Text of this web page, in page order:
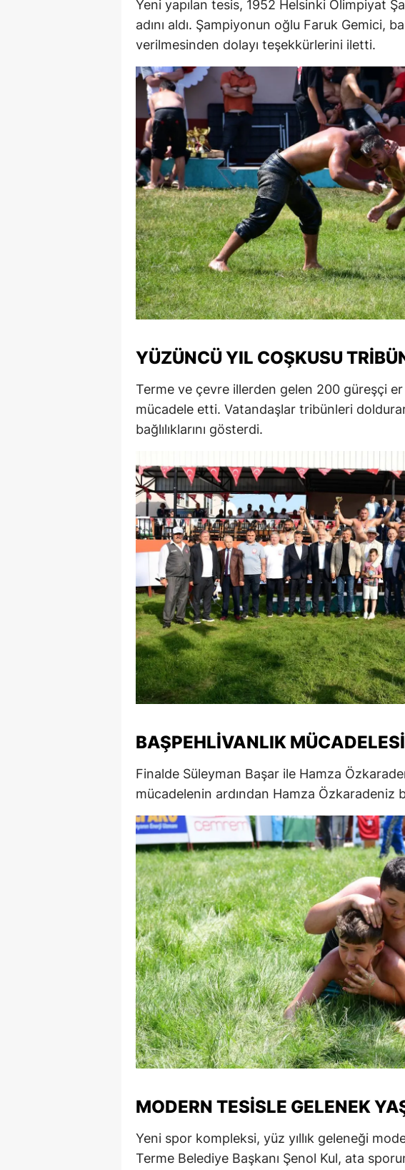
Edirne
Elazığ
Erzincan
Erzurum
Eskişehir
Gaziantep
Giresun
Gümüşhane
Hakkari
Hatay
Isparta
İstanbul
İzmir
Kırklareli
Kırşehir
Kocaeli
Konya
Kütahya
Malatya
Manisa
Mardin
Muğla
Nevşehir
Niğde
Ordu
Rize
Sakarya
Samsun
Siirt
Sinop
Sivas
Tekirdağ
Tokat
Trabzon
Yeni yapılan tesis, 1952 Helsinki Olimpiyat
adını aldı. Şampiyonun oğlu Faruk Gemici,
verilmesinden dolayı teşekkürlerini iletti.
YÜZÜNCÜ YIL COŞKUSU
Terme ve çevre illerden gelen 200 güreşçi er
mücadele etti. Vatandaşlar tribünleri
bağlılıklarını gösterdi.
BAŞPEHLIVANLIK
Finalde Süleyman Başar ile Hamza
mücadelenin ardından Hamza Özkaradeniz
MODERN TESISLE GELENEK
Yeni spor kompleksi, yüz yıllık geleneği
Terme Belediye Başkanı Şenol Kul, ata